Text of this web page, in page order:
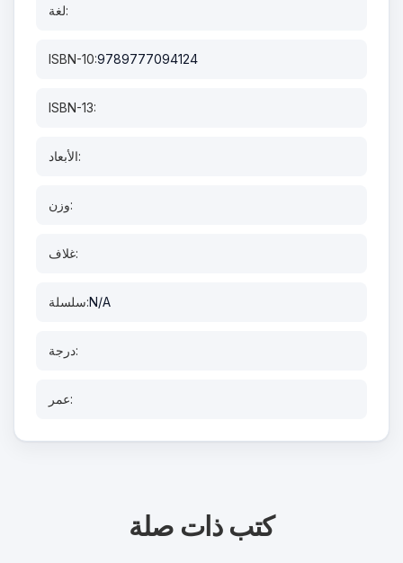
لغة:
ISBN-10:9789777094124
ISBN-13:
الأبعاد:
وزن:
غلاف:
سلسلة:N/A
درجة:
عمر:
كتب ذات صلة